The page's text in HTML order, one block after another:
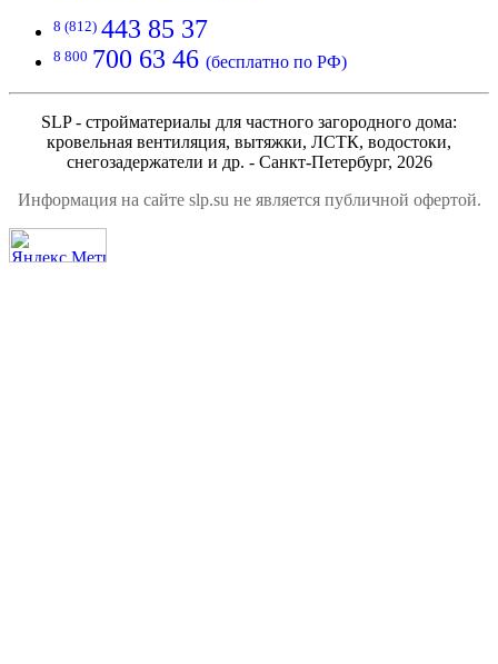
8 (812) 443 85 37
8 800 700 63 46 (бесплатно по РФ)
SLP - стройматериалы для частного загородного дома:
кровельная вентиляция, вытяжки, ЛСТК, водостоки,
снегозадержатели и др. - Санкт-Петербург, 2026
Информация на сайте slp.su не является публичной офертой.